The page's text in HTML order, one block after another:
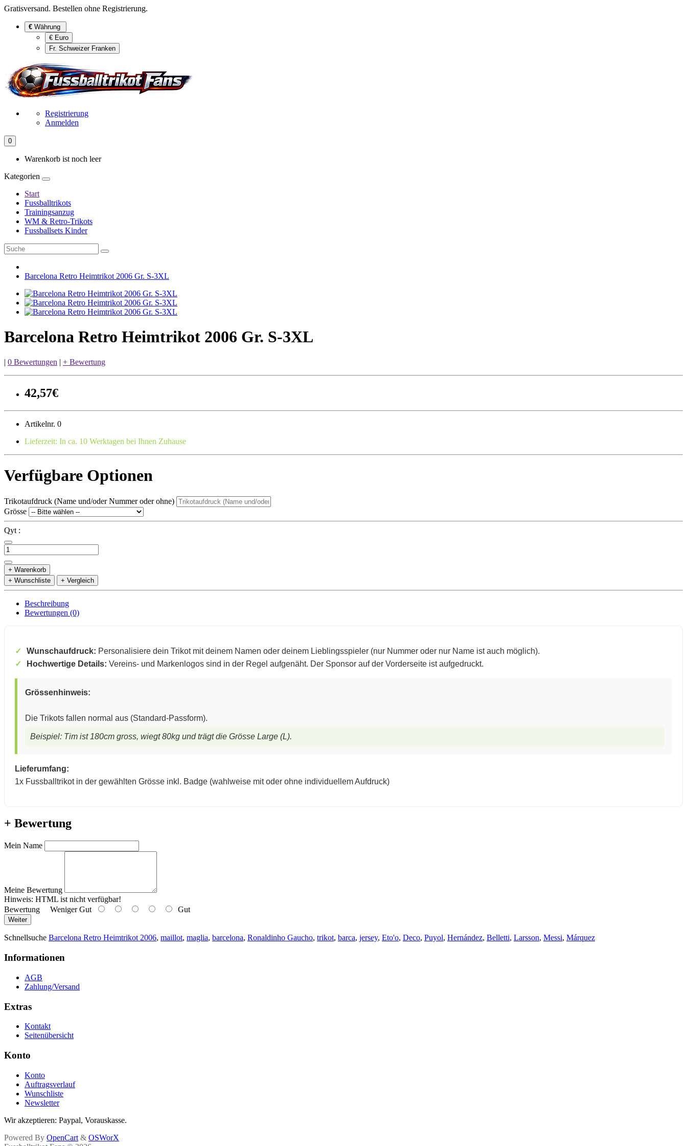
Gratisversand. Bestellen ohne Registrierung.
€ Währung
€ Euro
Fr. Schweizer Franken
Registrierung
Anmelden
0
Warenkorb ist noch leer
Kategorien
Start
Fussballtrikots
Trainingsanzug
WM & Retro-Trikots
Fussballsets Kinder
Barcelona Retro Heimtrikot 2006 Gr. S-3XL
Barcelona Retro Heimtrikot 2006 Gr. S-3XL
| 0 Bewertungen | + Bewertung
42,57€
Artikelnr. 0
Lieferzeit: In ca. 10 Werktagen bei Ihnen Zuhause
Verfügbare Optionen
Trikotaufdruck (Name und/oder Nummer oder ohne)
Grösse
Qyt :
+ Warenkorb
+ Wunschliste
+ Vergleich
Beschreibung
Bewertungen (0)
Wunschaufdruck: Personalisiere dein Trikot mit deinem Namen oder deinem Lieblingsspieler (nur Nummer oder nur Name ist auch möglich).
Hochwertige Details: Vereins- und Markenlogos sind in der Regel aufgenäht. Der Sponsor auf der Vorderseite ist aufgedruckt.
Grössenhinweis:
Die Trikots fallen normal aus (Standard-Passform).
Beispiel: Tim ist 180cm gross, wiegt 80kg und trägt die Grösse Large (L).
Lieferumfang:
1x Fussballtrikot in der gewählten Grösse inkl. Badge (wahlweise mit oder ohne individuellem Aufdruck)
+ Bewertung
Mein Name
Meine Bewertung
Hinweis: HTML ist nicht verfügbar!
Bewertung Weniger Gut Gut
Weiter
Schnellsuche Barcelona Retro Heimtrikot 2006, maillot, maglia, barcelona, Ronaldinho Gaucho, trikot, barca, jersey, Eto'o, Deco, Puyol, Hernández, Belletti, Larsson, Messi, Márquez
Informationen
AGB
Zahlung/Versand
Extras
Kontakt
Seitenübersicht
Konto
Konto
Auftragsverlauf
Wunschliste
Newsletter
Wir akzeptieren: Paypal, Vorauskasse.
Powered By OpenCart & OSWorX